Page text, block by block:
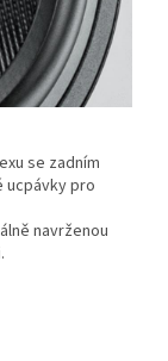
se zadním
ucpávky pro
navrženou